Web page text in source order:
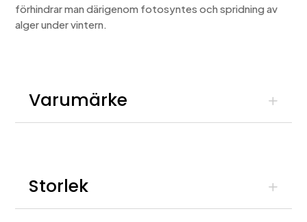
förhindrar man därigenom fotosyntes och spridning av
alger under vintern.
Varumärke
Storlek